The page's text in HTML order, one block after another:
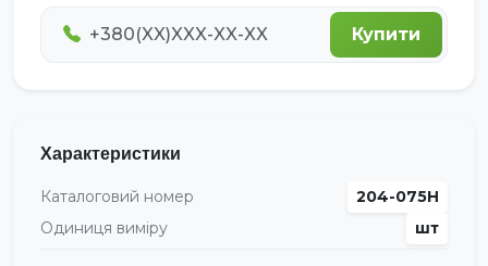
Купити
Характеристики
Каталоговий номер
204-075H
Одиниця виміру
шт